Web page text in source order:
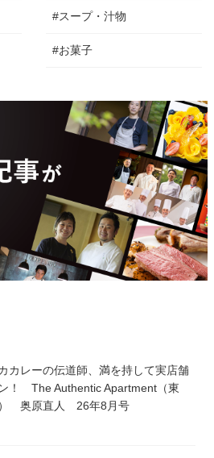
#スープ・汁物
#お菓子
カレーの伝道師、満を持して実店舗
！ The Authentic Apartment（東
奥原直人 26年8月号